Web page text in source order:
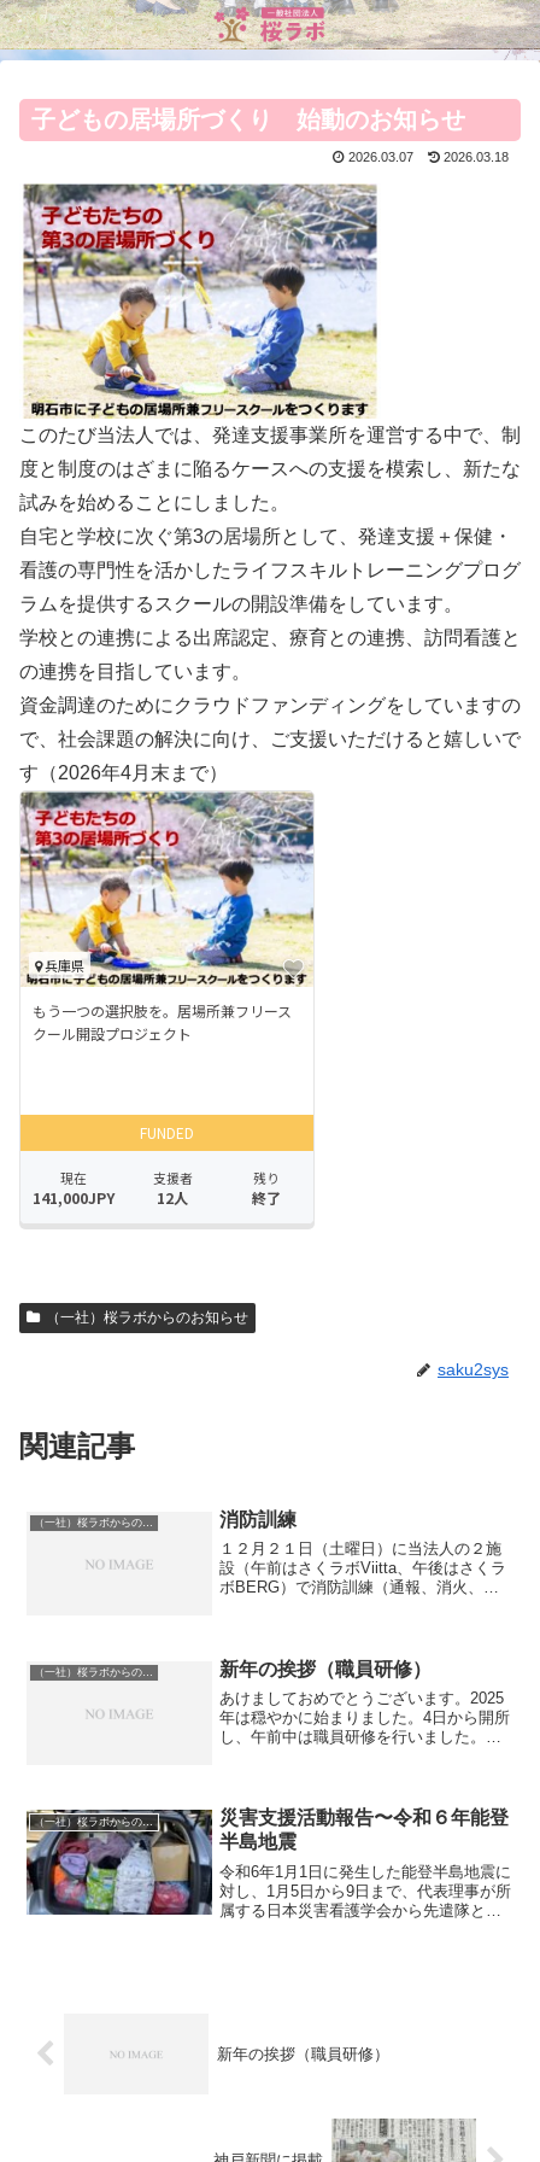
子どもの居場所づくり 始動のお知らせ
2026.03.07 2026.03.18
このたび当法人では、発達支援事業所を運営する中で、制
度と制度のはざまに陥るケースへの支援を模索し、新たな
試みを始めることにしました。
自宅と学校に次ぐ第3の居場所として、発達支援＋保健・
看護の専門性を活かしたライフスキルトレーニングプログ
ラムを提供するスクールの開設準備をしています。
学校との連携による出席認定、療育との連携、訪問看護と
の連携を目指しています。
資金調達のためにクラウドファンディングをしていますの
で、社会課題の解決に向け、ご支援いただけると嬉しいで
す（2026年4月末まで）
（一社）桜ラボからのお知らせ
saku2sys
関連記事
（一社）桜ラボからのお知らせ 消防訓練
１２月２１日（土曜日）に当法人の２施
設（午前はさくラボViitta、午後はさくラ
ボBERG）で消防訓練（通報、消火、避
供達に説明して...
新年の挨拶（職員研修）
あけましておめでとうございます。2025
年は穏やかに始まりました。4日から開所
し、午前中は職員研修を行いました。テ
し合いました。そ...
災害支援活動報告〜令和６年能登
半島地震
令和6年1月1日に発生した能登半島地震に
対し、1月5日から9日まで、代表理事が所
属する日本災害看護学会から先遣隊とし
新年の挨拶（職員研修）